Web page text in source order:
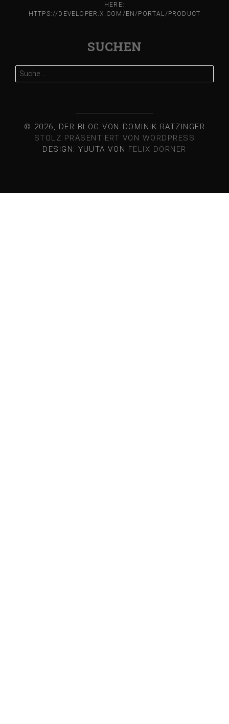
HERE:
HTTPS://DEVELOPER.X.COM/EN/PORTAL/PRODUCT
SUCHEN
nach:
© 2026, DER BLOG VON DOMINIK RATZINGER
STOLZ PRÄSENTIERT VON WORDPRESS
DESIGN: YUUTA VON FELIX DORNER